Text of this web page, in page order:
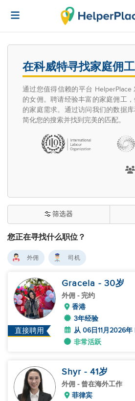
在科威特寻找家庭佣
通过您值得信赖的平台 HelperPlace
的女佣。聘请经验丰富的家庭佣工
的家庭需求。通过访问我们的数据库
简化您的搜索并找到完美的匹配。
您正在寻找什么职位？
筛选器
外佣 司机
直接聘用
Gracela - 30岁
外佣 - 完约
香港
3年经验
从 06日11月2026年
非常活跃
Shyr - 41岁
外佣 - 曾在海外工作
菲律宾